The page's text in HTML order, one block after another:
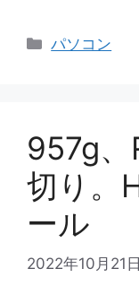
カ
パソコン
957g、
切り。
ール
2022年10月21日